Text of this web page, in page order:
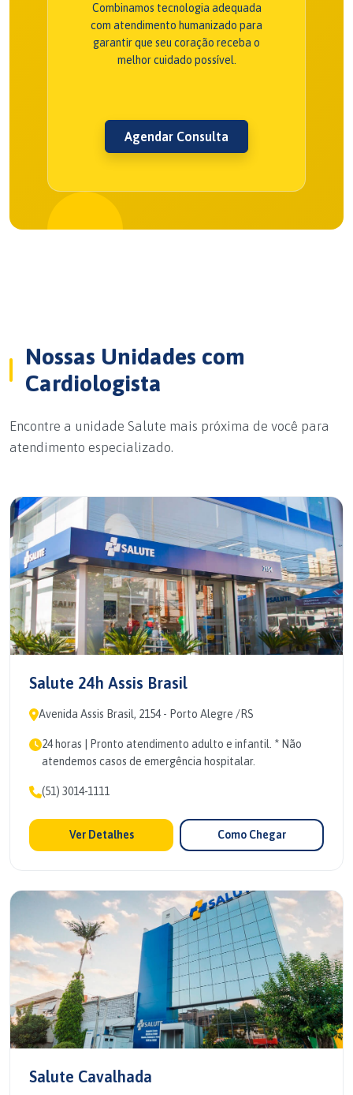
Combinamos tecnologia adequada
com atendimento humanizado para
garantir que seu coração receba o
melhor cuidado possível.
Agendar Consulta
Nossas Unidades com
Cardiologista
Encontre a unidade Salute mais próxima de você para
atendimento especializado.
Salute 24h Assis Brasil
Avenida Assis Brasil, 2154 - Porto Alegre /RS
24 horas | Pronto atendimento adulto e infantil. * Não
atendemos casos de emergência hospitalar.
(51) 3014-1111
Ver Detalhes Como Chegar
Salute Cavalhada